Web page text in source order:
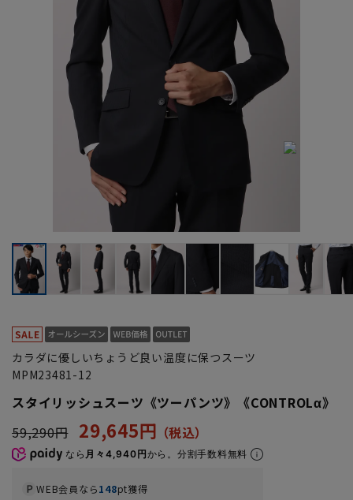
カラダに優しいちょうど良い温度に保つスーツ
MPM23481-12
スタイリッシュスーツ《ツーパンツ》《CONTROLα》
59,290円
29,645円
なら 月々4,940円から。分割手数料無料
WEB会員なら148pt獲得